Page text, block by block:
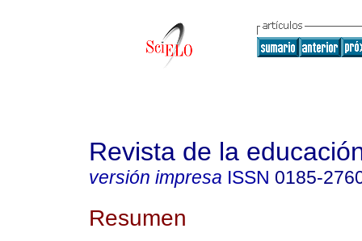
Revista de la
versión impresa ISSN 0185-
Resumen